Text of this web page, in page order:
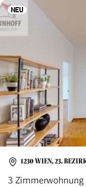
1230 WIEN, 23.
3